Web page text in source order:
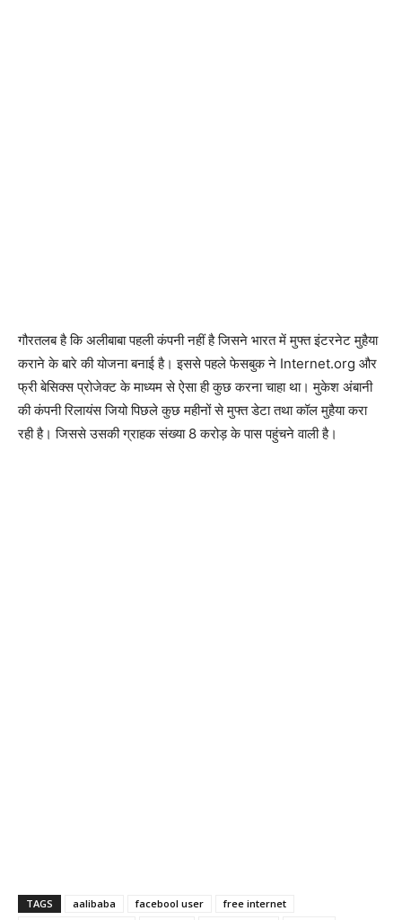
गौरतलब है कि अलीबाबा पहली कंपनी नहीं है जिसने भारत में मुफ्त इंटरनेट मुहैया
कराने के बारे की योजना बनाई है। इससे पहले फेसबुक ने Internet.org और
फ्री बेसिक्स प्रोजेक्ट के माध्‍यम से ऐसा ही कुछ करना चाहा था। मुकेश अंबानी
की कंपनी रिलायंस जियो पि‍छले कुछ महीनों से मुफ्त डेटा त‍था कॉल मुहैया करा
रही है। जिससे उसकी ग्राहक संख्‍या 8 करोड़ के पास पहुंचने वाली है।
TAGS aalibaba facebool user
free internet